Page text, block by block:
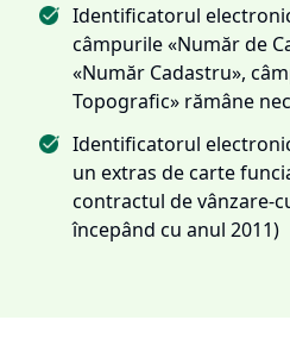
Identificatorul
câmpurile «Număr de
«Număr Cadastru»,
Topografic» rămâne
Identificatorul
un extras de carte
contractul de vânzare-
începând cu anul 2011)